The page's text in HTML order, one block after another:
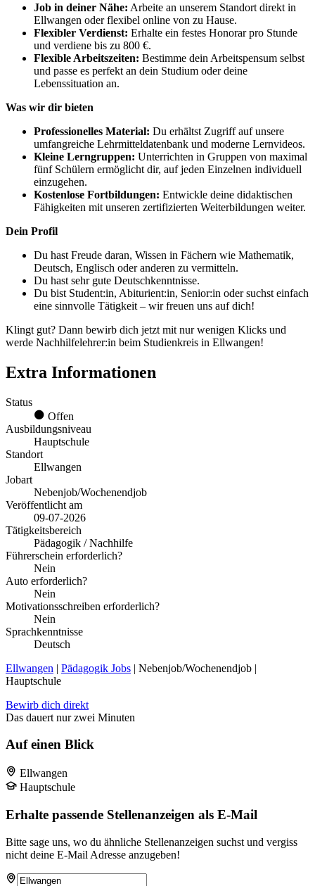
Job in deiner Nähe: Arbeite an unserem Standort direkt in
Ellwangen oder flexibel online von zu Hause.
Flexibler Verdienst: Erhalte ein festes Honorar pro Stunde
und verdiene bis zu 800 €.
Flexible Arbeitszeiten: Bestimme dein Arbeitspensum selbst
und passe es perfekt an dein Studium oder deine
Lebenssituation an.
Was wir dir bieten
Professionelles Material: Du erhältst Zugriff auf unsere
umfangreiche Lehrmitteldatenbank und moderne Lernvideos.
Kleine Lerngruppen: Unterrichten in Gruppen von maximal
fünf Schülern ermöglicht dir, auf jeden Einzelnen individuell
einzugehen.
Kostenlose Fortbildungen: Entwickle deine didaktischen
Fähigkeiten mit unseren zertifizierten Weiterbildungen weiter.
Dein Profil
Du hast Freude daran, Wissen in Fächern wie Mathematik,
Deutsch, Englisch oder anderen zu vermitteln.
Du hast sehr gute Deutschkenntnisse.
Du bist Student:in, Abiturient:in, Senior:in oder suchst einfach
eine sinnvolle Tätigkeit – wir freuen uns auf dich!
Klingt gut? Dann bewirb dich jetzt mit nur wenigen Klicks und
werde Nachhilfelehrer:in beim Studienkreis in Ellwangen!
Extra Informationen
Status
Offen
Ausbildungsniveau
Hauptschule
Standort
Ellwangen
Jobart
Nebenjob/Wochenendjob
Veröffentlicht am
09-07-2026
Tätigkeitsbereich
Pädagogik / Nachhilfe
Führerschein erforderlich?
Nein
Auto erforderlich?
Nein
Motivationsschreiben erforderlich?
Nein
Sprachkenntnisse
Deutsch
Ellwangen | Pädagogik Jobs | Nebenjob/Wochenendjob |
Hauptschule
Bewirb dich direkt
Das dauert nur zwei Minuten
Auf einen Blick
Ellwangen
Hauptschule
Erhalte passende Stellenanzeigen als E-Mail
Bitte sage uns, wo du ähnliche Stellenanzeigen suchst und vergiss
nicht deine E-Mail Adresse anzugeben!